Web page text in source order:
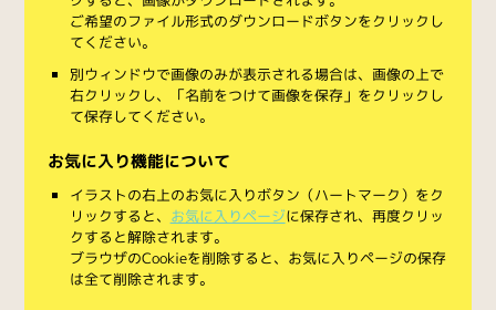
ご希望のファイル形式のダウンロードボタンをクリックし
てください。
別ウィンドウで画像のみが表示される場合は、画像の上で
右クリックし、「名前をつけて画像を保存」をクリックし
て保存してください。
お気に入り機能について
イラストの右上のお気に入りボタン（ハートマーク）をク
リックすると、 お気に入りページに保存され、再度クリッ
クすると解除されます。
ブラウザのCookieを削除すると、お気に入りページの保存
は全て削除されます。